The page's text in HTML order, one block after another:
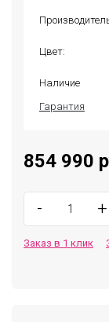
Цвет:
Наличие
Гарантия
854 990
- +
Заказ в 1 клик